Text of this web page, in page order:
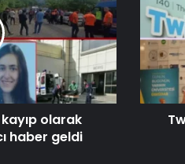
olarak
haber geldi